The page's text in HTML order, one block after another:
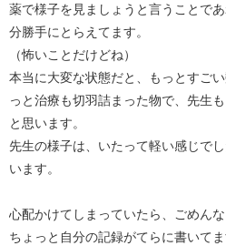
薬で様子を見ましょうと言うことで
分勝手にとらえてます。
（怖いことだけどね）
本当に大変な状態だと、もっとすご
っと治療も切羽詰まった物で、先生
と思います。
先生の様子は、いたって軽い感じで
います。
心配かけてしまっていたら、ごめんな
ちょっと自分の記録がてらに書いてま